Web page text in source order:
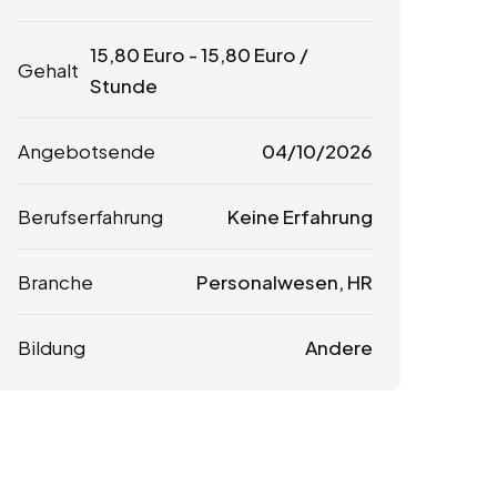
Gehalt
15,80 Euro -15,80 Euro /
Stunde
Angebotsende 04/10/2026
Berufserfahrung Keine Erfahrung
Branche Personalwesen, HR
Bildung Andere